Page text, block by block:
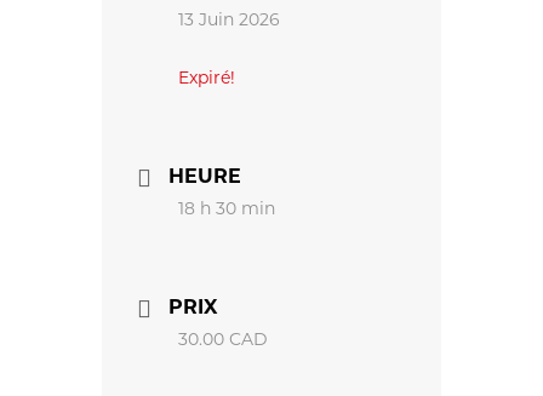
13 Juin 2026
Expiré!
HEURE
18 h 30 min
PRIX
30.00 CAD